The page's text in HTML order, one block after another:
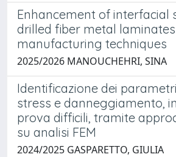
Enhancement of interfacial
drilled fiber metal
manufacturing techniques
2025/2026 MANOUCHEHRI, SINA
Identificazione dei
stress e danneggiamento,
prova difficili, tramite
su analisi FEM
2024/2025 GASPARETTO, GIULIA